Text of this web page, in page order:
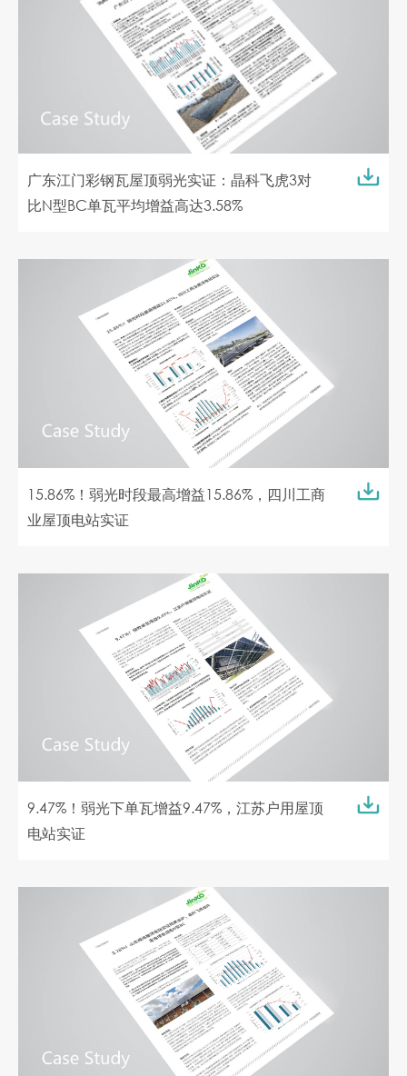
广东江门彩钢瓦屋顶弱光实证：晶科飞虎3对
比N型BC单瓦平均增益高达3.58%
15.86%！弱光时段最高增益15.86%，四川工商
业屋顶电站实证
9.47%！弱光下单瓦增益9.47%，江苏户用屋顶
电站实证